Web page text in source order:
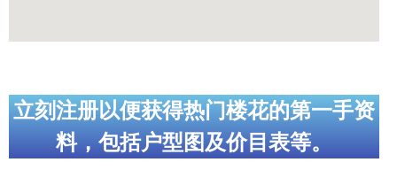
立刻注册以便获得热门楼花的第一手资
料，包括户型图及价目表等。